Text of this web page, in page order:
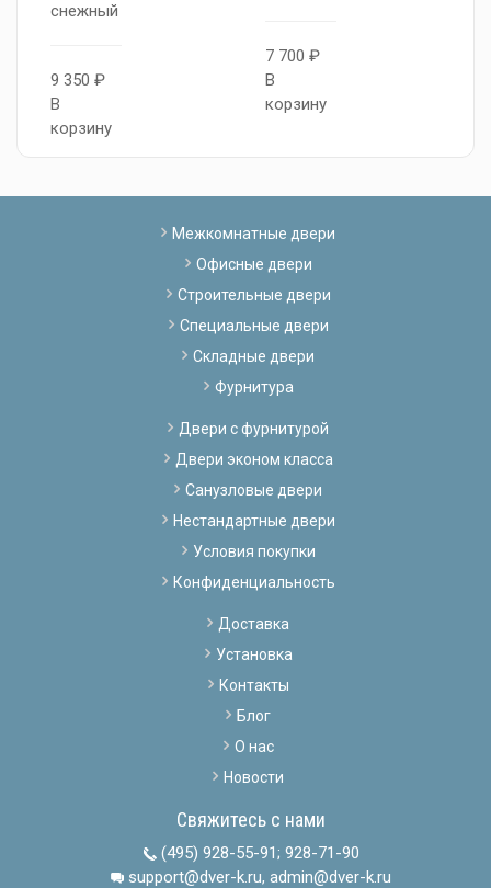
снежный
9 350 ₽
В
корзину
7 700 ₽
В
корзину
Межкомнатные двери
Офисные двери
Строительные двери
Специальные двери
Складные двери
Фурнитура
Двери с фурнитурой
Двери эконом класса
Санузловые двери
Нестандартные двери
Условия покупки
Конфиденциальность
Доставка
Установка
Контакты
Блог
О нас
Новости
Свяжитесь с нами
(495) 928-55-91; 928-71-90
support@dver-k.ru, admin@dver-k.ru